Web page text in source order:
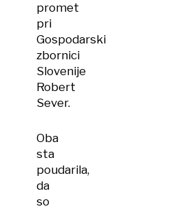
promet
pri
Gospodarski
zbornici
Slovenije
Robert
Sever.
Oba
sta
poudarila,
da
so